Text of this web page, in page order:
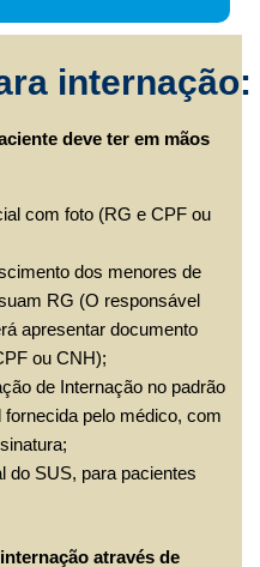
internação:
deve ter em mãos
com foto (RG e CPF ou
dos menores de
RG (O responsável
apresentar documento
ou CNH);
de Internação no padrão
pelo médico, com
do SUS, para pacientes
através de